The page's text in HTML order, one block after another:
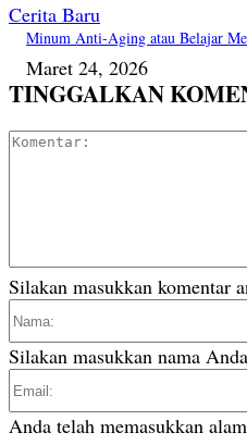
Cerita Baru
Minum Anti-Aging atau Belajar
Maret 24, 2026
TINGGALKAN
Silakan masukkan komentar
Silakan masukkan nama
Anda telah memasukkan